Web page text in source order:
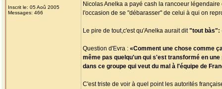
Inscrit le: 05 Aoû 2005
Messages: 466
Nicolas Anelka a payé cash la rancoeur
l'occasion de se "débarasser" de celui à qui on
Le pire de tout,c'est qu'Anelka aurait dit"tout bàs":
Question d'Evra : «Comment une chose comme
même pas quelqu'un qui s'est transformé en
dans ce groupe qui veut du mal à l'équipe de
C'est triste de voir à quel point les autorités